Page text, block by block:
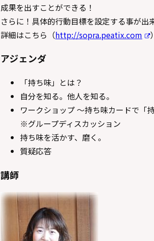
成果を出すことができる！
さらに！具体的行動目標を設定する事が出
詳細はこちら（http://sopra.peatix.com ）
アジェンダ
「持ち味」とは？
自分を知る。他人を知る。
ワークショップ ～持ち味カードで「
※グループディスカッション
持ち味を活かす、磨く。
質疑応答
講師